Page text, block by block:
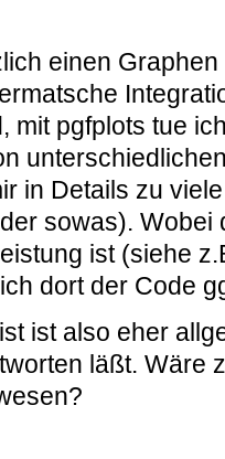
einen
mit pgfplots tue
in Details zu
sowas).
ist (siehe
dort der Code
ist also eher
läßt. Wäre